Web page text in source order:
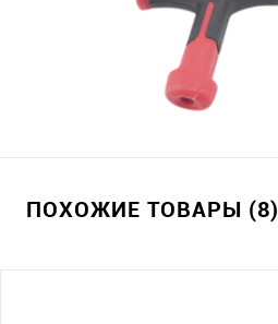
ПОХОЖИЕ ТОВАРЫ (8)